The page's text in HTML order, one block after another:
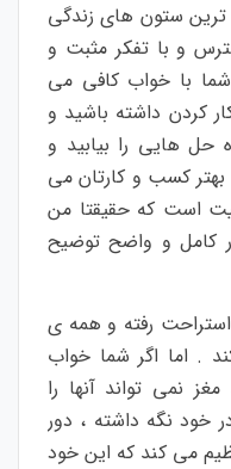
ستون های زندگی
و با تفکر مثبت و
با خواب کافی می
کردن داشته باشید و
حل هایی را بیابید و
کسب و کارتان می
است که حقیقتا من
کامل و واضح توضیح
رفته و همه ی
. اما اگر شما خواب
نمی تواند آنها را
خود نگه داشته ، دور
می کند که این خود